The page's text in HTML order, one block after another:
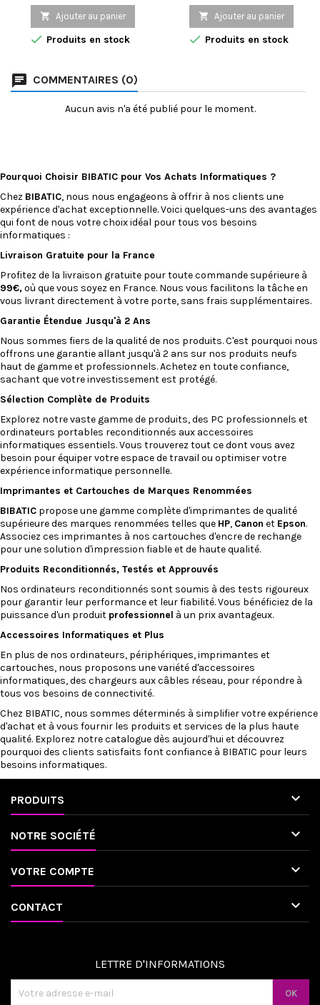
 Ajouter au panier
 Produits en stock
 Ajouter au panier
 Produits en stock
COMMENTAIRES (0)
Aucun avis n'a été publié pour le moment.
Pourquoi Choisir BIBATIC pour Vos Achats Informatiques ?
Chez BIBATIC, nous nous engageons à offrir à nos clients une
expérience d'achat exceptionnelle. Voici quelques-uns des avantages
qui font de nous votre choix idéal pour tous vos besoins
informatiques :
Livraison Gratuite pour la France
Profitez de la livraison gratuite pour toute commande supérieure à
99€,où que vous soyez en France. Nous vous facilitons la tâche en
vous livrant directement à votre porte, sans frais supplémentaires.
Garantie Étendue Jusqu'à 2 Ans
Nous sommes fiers de la qualité de nos produits. C'est pourquoi nous
offrons une garantie allant jusqu'à 2 ans sur nos produits neufs
haut de gamme et professionnels. Achetez en toute confiance,
sachant que votre investissement est protégé.
Sélection Complète de Produits
Explorez notre vaste gamme de produits, des PC professionnels et
ordinateurs portables reconditionnés aux accessoires
informatiques essentiels. Vous trouverez tout ce dont vous avez
besoin pour équiper votre espace de travail ou optimiser votre
expérience informatique personnelle.
Imprimantes et Cartouches de Marques Renommées
BIBATIC propose une gamme complète d'imprimantes de qualité
supérieure des marques renommées telles que HP, Canon et Epson.
Associez ces imprimantes à nos cartouches d'encre de rechange
pour une solution d'impression fiable et de haute qualité.
Produits Reconditionnés, Testés et Approuvés
Nos ordinateurs reconditionnés sont soumis à des tests rigoureux
pour garantir leur performance et leur fiabilité. Vous bénéficiez de la
puissance d'un produit professionnel à un prix avantageux.
Accessoires Informatiques et Plus
En plus de nos ordinateurs, périphériques, imprimantes et
cartouches, nous proposons une variété d'accessoires
informatiques, des chargeurs auxcâbles réseau, pour répondre à
tous vos besoins de connectivité.
Chez BIBATIC, nous sommes déterminés à simplifier votre expérience
d'achat et à vous fournir les produits et services de la plus haute
qualité. Explorez notre catalogue dès aujourd'hui et découvrez
pourquoi des clients satisfaits font confiance à BIBATIC pour leurs
besoins informatiques.
PRODUITS 
NOTRE SOCIÉTÉ 
VOTRE COMPTE 
CONTACT 
LETTRE D'INFORMATIONS